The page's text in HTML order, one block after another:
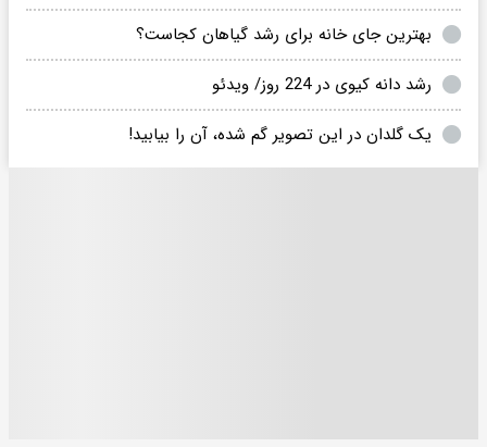
بهترین جای خانه برای رشد گیاهان کجاست؟
رشد دانه کیوی در 224 روز/ ویدئو
یک گلدان در این تصویر گم شده، آن را بیابید!